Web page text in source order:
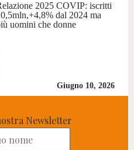
2025 COVIP: iscritti
dal 2024 ma
uomini che donne
Giugno 10, 2026
Newsletter